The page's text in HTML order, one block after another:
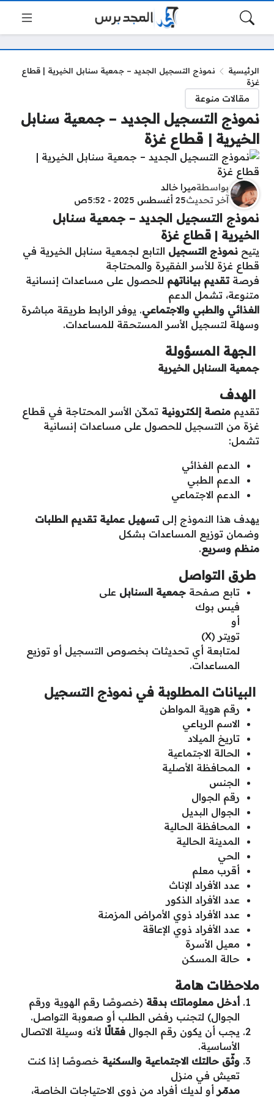
الرئيسية
نموذج التسجيل الجديد – جمعية سنابل الخيرية | قطاع
غزة
مقالات منوعة
نموذج التسجيل الجديد – جمعية سنابل
الخيرية | قطاع غزة
بواسطةميرا خالد
آخر تحديث25 أغسطس 2025 - 5:52ص
نموذج التسجيل الجديد – جمعية سنابل
الخيرية | قطاع غزة
يتيح نموذج التسجيل التابع لجمعية سنابل الخيرية في
قطاع غزة للأسر الفقيرة والمحتاجة
فرصةتقديم بياناتهم للحصول على مساعدات إنسانية
متنوعة، تشمل الدعم
الغذائي والطبي والاجتماعي. يوفر الرابط طريقة مباشرة
وسهلة لتسجيل الأسر المستحقة للمساعدات.
الجهة المسؤولة
جمعية السنابل الخيرية
الهدف
تقديم منصة إلكترونية تمكّن الأسر المحتاجة في قطاع
غزة من التسجيل للحصول على مساعدات إنسانية
تشمل:
الدعم الغذائي
الدعم الطبي
الدعم الاجتماعي
يهدف هذا النموذج إلىتسهيل عملية تقديم الطلبات
وضمان توزيع المساعدات بشكل
منظم وسريع.
طرق التواصل
تابع صفحة جمعية السنابل على
فيس بوك
أو
تويتر (X)
لمتابعة أي تحديثات بخصوص التسجيل أو توزيع
المساعدات.
البيانات المطلوبة في نموذج التسجيل
رقم هوية المواطن
الاسم الرباعي
تاريخ الميلاد
الحالة الاجتماعية
المحافظة الأصلية
الجنس
رقم الجوال
الجوال البديل
المحافظة الحالية
المدينة الحالية
الحي
أقرب معلم
عدد الأفراد الإناث
عدد الأفراد الذكور
عدد الأفراد ذوي الأمراض المزمنة
عدد الأفراد ذوي الإعاقة
معيل الأسرة
حالة المسكن
ملاحظات هامة
أدخل معلوماتك بدقة (خصوصًا رقم الهوية ورقم
الجوال) لتجنب رفض الطلب أو صعوبة التواصل.
يجب أن يكون رقم الجوال فعّالًا لأنه وسيلة الاتصال
الأساسية.
وثّق حالتك الاجتماعية والسكنية خصوصًا إذا كنت
تعيش في منزل
مدمّر أو لديك أفراد من ذوي الاحتياجات الخاصة،